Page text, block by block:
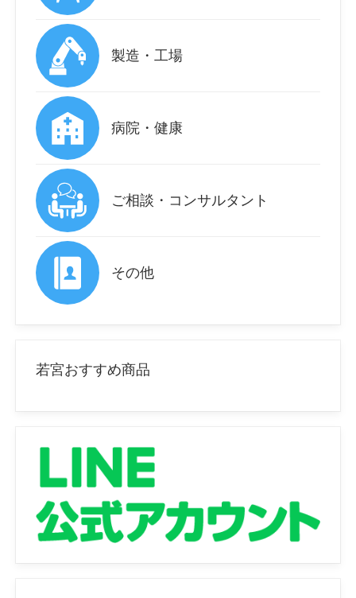
製造・工場
病院・健康
ご相談・コンサルタント
その他
若宮おすすめ商品